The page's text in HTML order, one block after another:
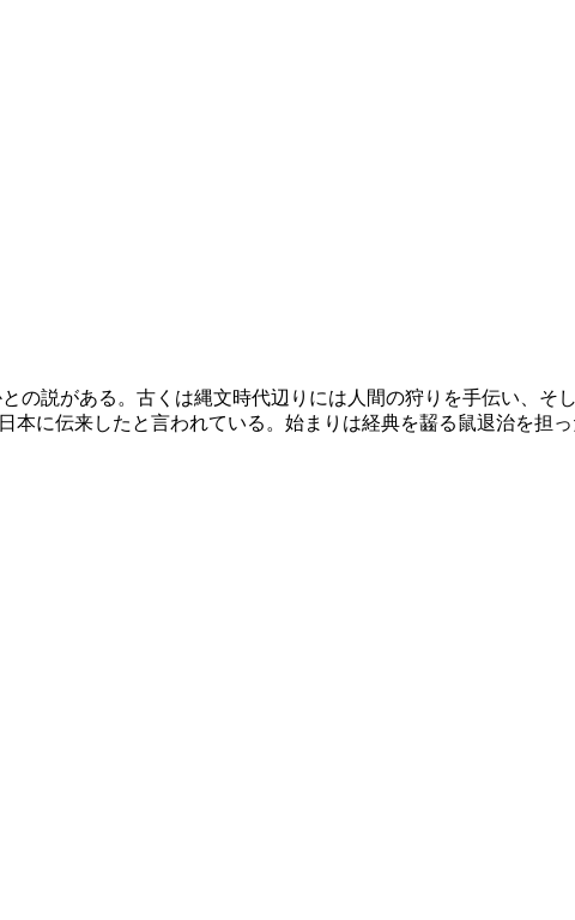
説がある。古くは縄文時代辺りには人間の狩りを手伝い、そ
本に伝来したと言われている。始まりは経典を齧る鼠退治を担